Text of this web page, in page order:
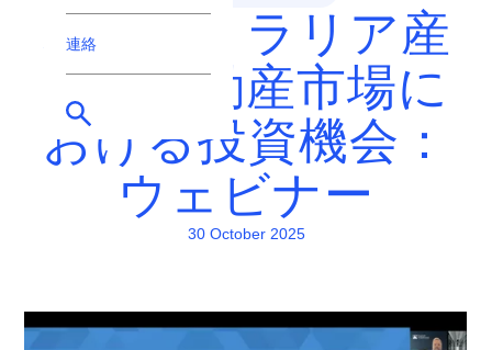
連絡
オーストラリア産
業用不動産市場に
おける投資機会：
ウェビナー
30 October 2025